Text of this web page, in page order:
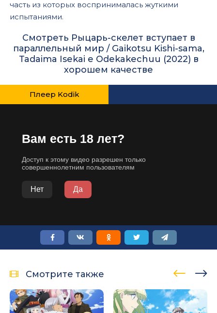
часть из которых воспринималась жуткими
испытаниями.
Смотреть Рыцарь-скелет вступает в
параллельный мир / Gaikotsu Kishi-sama,
Tadaima Isekai e Odekakechuu (2022) в
хорошем качестве
Плеер Kodik
Смотрите также